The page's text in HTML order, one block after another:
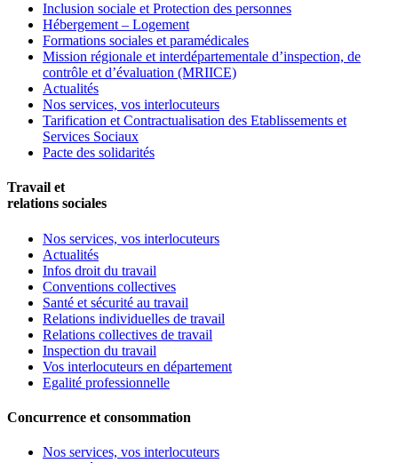
Inclusion sociale et Protection des personnes
Hébergement – Logement
Formations sociales et paramédicales
Mission régionale et interdépartementale d’inspection, de
contrôle et d’évaluation (MRIICE)
Actualités
Nos services, vos interlocuteurs
Tarification et Contractualisation des Etablissements et
Services Sociaux
Pacte des solidarités
Travail et
relations sociales
Nos services, vos interlocuteurs
Actualités
Infos droit du travail
Conventions collectives
Santé et sécurité au travail
Relations individuelles de travail
Relations collectives de travail
Inspection du travail
Vos interlocuteurs en département
Egalité professionnelle
Concurrence et consommation
Nos services, vos interlocuteurs